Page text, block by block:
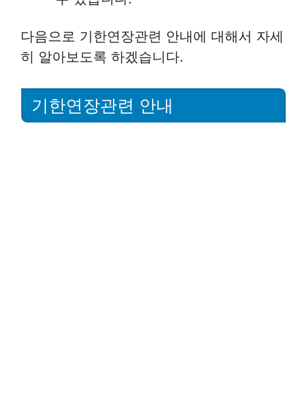
다음으로 기한연장관련 안내에 대해서 자세
히 알아보도록 하겠습니다.
기한연장관련 안내